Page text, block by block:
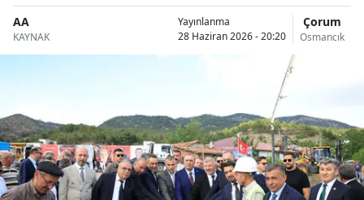
Bursa
Çanakkale
Çorum
Denizli
Diyarbakır
AA
KAYNAK
Yayınlanma
28 Haziran 2026 - 20:20
Çorum
Osmancık